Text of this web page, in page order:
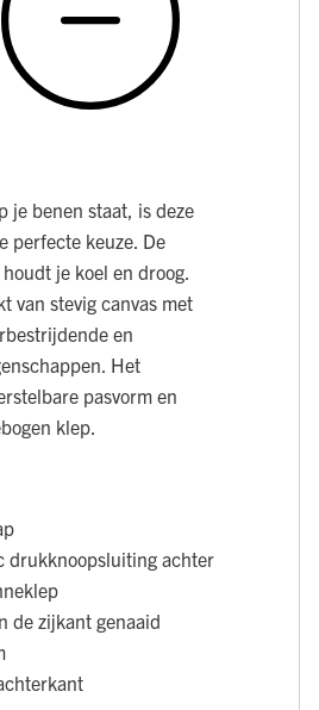
je benen staat, is deze
perfecte keuze. De
je koel en droog.
van stevig canvas met
en
Het
pasvorm en
klep.
drukknoopsluiting achter
de zijkant genaaid